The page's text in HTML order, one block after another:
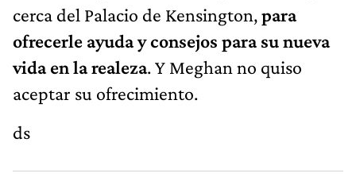
cerca del Palacio de Kensington,para
ofrecerle ayuda y consejos para su nueva
vida en la realeza. Y Meghan no quiso
aceptar su ofrecimiento.
ds